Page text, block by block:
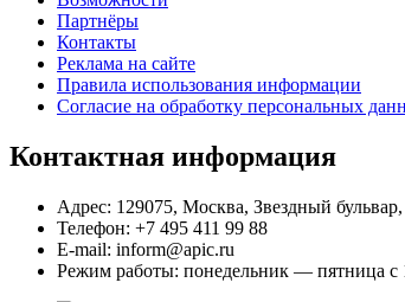
Партнёры
Контакты
Реклама на сайте
Правила использования информации
Согласие на обработку персональных
Контактная информация
Адрес: 129075, Москва, Звездный
Телефон: +7 495 411 99 88
E-mail: inform@apic.ru
Режим работы: понедельник — пятница с